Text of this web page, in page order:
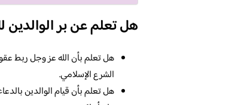
هل تعلم عن بر الوالدين
هل تعلم بأن الله عز وجل ربط
الشرع الإسلامي.
هل تعلم بأن قيام الوالدين